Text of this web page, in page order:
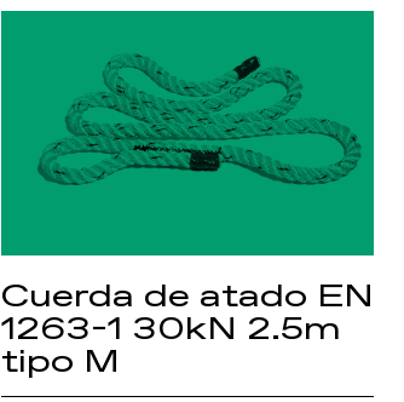
Cuerda de atado EN
1263-1 30kN 2.5m
tipo M